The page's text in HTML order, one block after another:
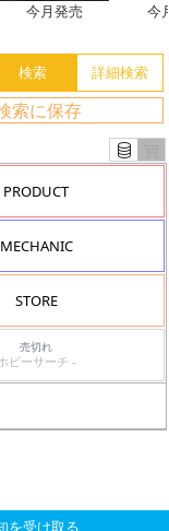
今月発売 今
索に保存
PRODUCT
MECHANIC
STORE
売切れ
ホビーサーチ -
を受け取る